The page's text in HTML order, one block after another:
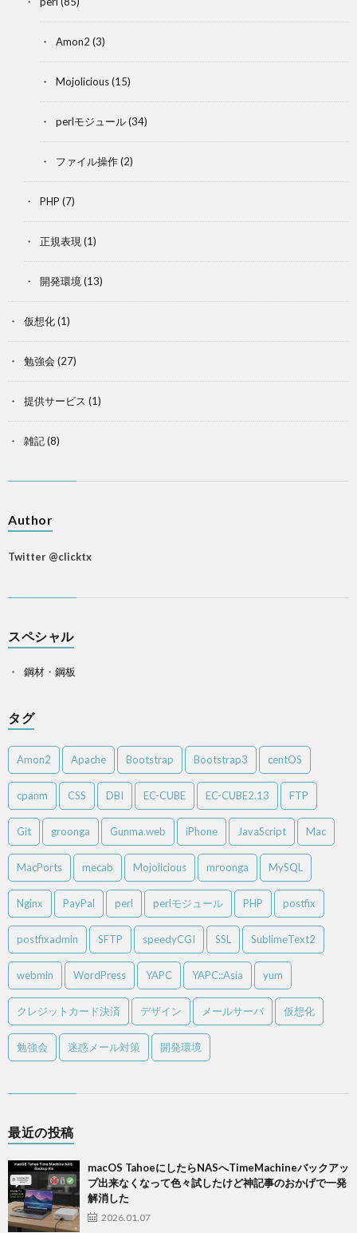
Amon2 (3)
Mojolicious(15)
perlモジュール(34)
ファイル操作(2)
PHP (7)
正規表現 (1)
開発環境 (13)
仮想化(1)
勉強会 (27)
提供サービス (1)
雑記(8)
Author
Twitter @clicktx
スペシャル
鋼材・鋼板
タグ
Amon2 Apache Bootstrap Bootstrap3 centOS
cpanm CSS DBI EC-CUBE EC-CUBE2.13 FTP
Git groonga Gunma.web iPhone JavaScript Mac
MacPorts mecab Mojolicious mroonga MySQL
Nginx PayPal perl perlモジュール PHP postfix
postfixadmin SFTP speedyCGI SSL SublimeText2
webmin WordPress YAPC YAPC::Asia yum
クレジットカード決済 デザイン メールサーバ 仮想化
勉強会 迷惑メール対策 開発環境
最近の投稿
macOS TahoeにしたらNASへTimeMachineバックアッ
プ出来なくなって色々試したけど神記事のおかげで一発
解消した
2026.01.07